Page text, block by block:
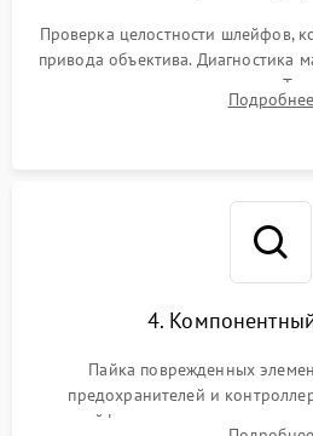
Проверка целостности шлейфов,
привода объектива. Диагностика
питания и картоприемника.
затвора и блока
Подробнее
4.
Пайка поврежденных
предохранителей и
шлейфов, дисплея, механизма